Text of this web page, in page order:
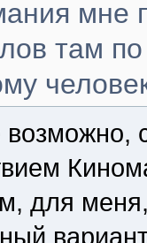
мне
там
для меня,